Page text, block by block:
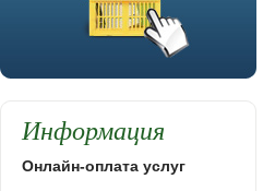
Информация
Онлайн-оплата услуг